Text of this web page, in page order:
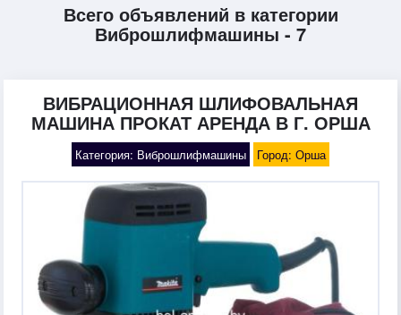
Всего объявлений в категории
Виброшлифмашины - 7
ВИБРАЦИОННАЯ ШЛИФОВАЛЬНАЯ
МАШИНА ПРОКАТ АРЕНДА В Г. ОРША
Категория: Виброшлифмашины Город: Орша